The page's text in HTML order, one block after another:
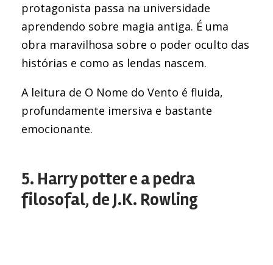
protagonista passa na universidade
aprendendo sobre magia antiga. É uma
obra maravilhosa sobre o poder oculto das
histórias e como as lendas nascem.
A leitura de O Nome do Vento é fluida,
profundamente imersiva e bastante
emocionante.
5. Harry potter e a pedra
filosofal, de J.K. Rowling